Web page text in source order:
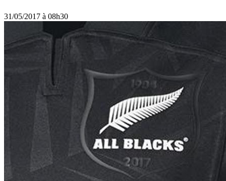
31/05/2017 à 08h30